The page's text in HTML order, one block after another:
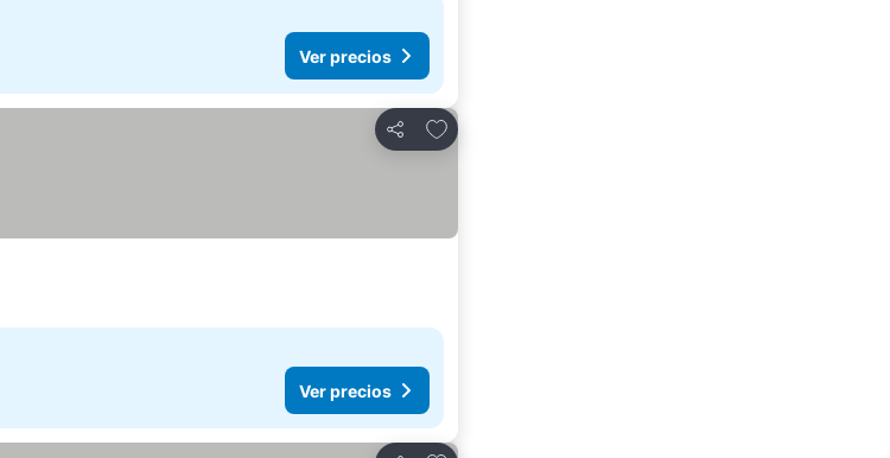
Ver precios
Compartir
Añadir a favoritos
Ver precios